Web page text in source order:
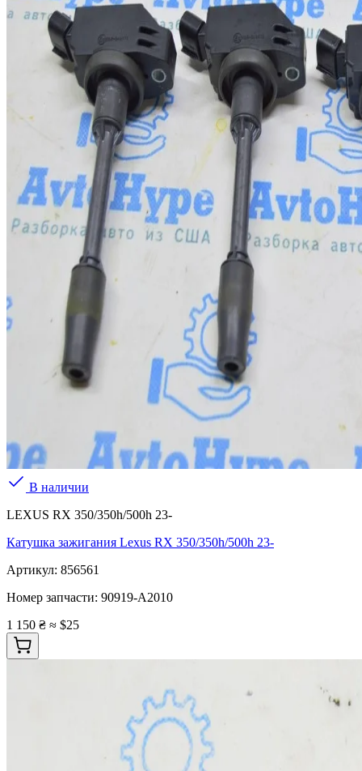
В наличии
LEXUS RX 350/350h/500h 23-
Катушка зажигания Lexus RX 350/350h/500h 23-
Артикул: 856561
Номер запчасти: 90919-A2010
1 150 ₴ ≈ $25